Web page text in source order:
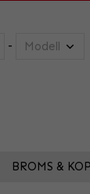
-
BROMS &